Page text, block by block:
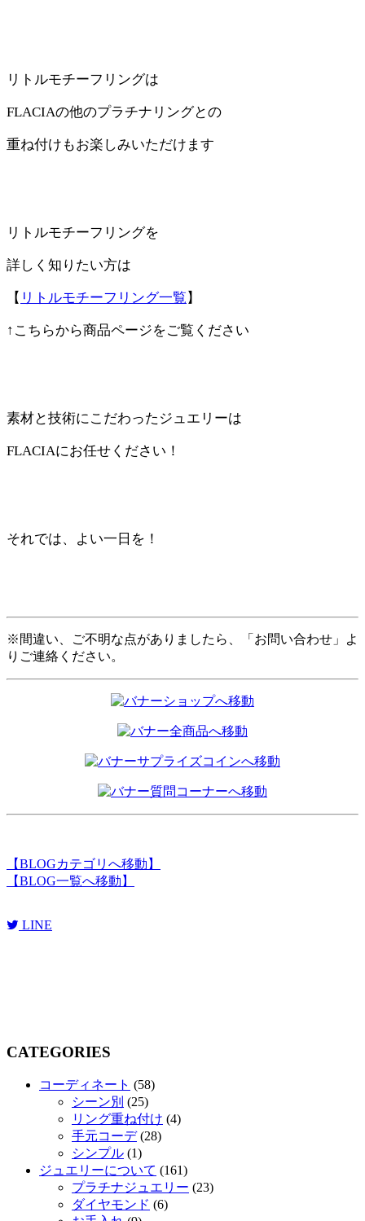
リトルモチーフリングは
FLACIAの他のプラチナリングとの
重ね付けもお楽しみいただけます
リトルモチーフリングを
詳しく知りたい方は
【 リトルモチーフリング一覧 】
↑こちらから商品ページをご覧ください
素材と技術にこだわったジュエリーは
FLACIAにお任せください！
それでは、よい一日を！
※間違い、ご不明な点がありましたら、「お問い合わせ」よ
りご連絡ください。
【BLOGカテゴリへ移動 】
【BLOG一覧へ移動 】
LINE
CATEGORIES
コーディネート (58)
シーン別 (25)
リング重ね付け (4)
手元コーデ(28)
シンプル (1)
ジュエリーについて (161)
プラチナジュエリー (23)
ダイヤモンド (6)